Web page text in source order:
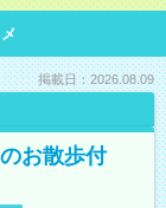
掲載日：2026.08.09
お散歩付